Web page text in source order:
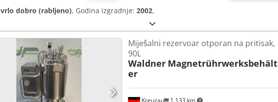
vrlo dobro (rabljeno), Godina izgradnje: 2002,
Kreuzau 1.133 km
Miješalni rezervoar otporan na pritisak,
90L
Waldner Magnetrührwerksbehält
er